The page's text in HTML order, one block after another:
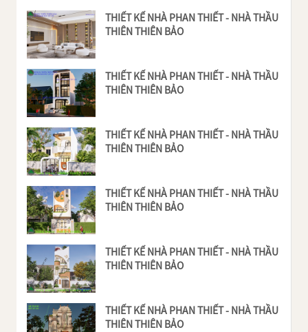
THIẾT KẾ NHÀ PHAN THIẾT - NHÀ THẦU
THIÊN THIÊN BẢO
THIẾT KẾ NHÀ PHAN THIẾT - NHÀ THẦU
THIÊN THIÊN BẢO
THIẾT KẾ NHÀ PHAN THIẾT - NHÀ THẦU
THIÊN THIÊN BẢO
THIẾT KẾ NHÀ PHAN THIẾT - NHÀ THẦU
THIÊN THIÊN BẢO
THIẾT KẾ NHÀ PHAN THIẾT - NHÀ THẦU
THIÊN THIÊN BẢO
THIẾT KẾ NHÀ PHAN THIẾT - NHÀ THẦU
THIÊN THIÊN BẢO